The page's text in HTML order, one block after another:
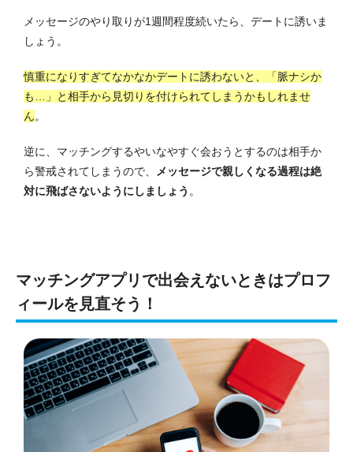
メッセージのやり取りが1週間程度続いたら、デートに誘いま
しょう。
慎重になりすぎてなかなかデートに誘わないと、「脈ナシか
も…」と相手から見切りを付けられてしまうかもしれませ
ん。
逆に、マッチングするやいなやすぐ会おうとするのは相手か
ら警戒されてしまうので、
メッセージで親しくなる過程は絶
対に飛ばさないようにしましょう 。
マッチングアプリで出会えないときはプロフ
ィールを見直そう！